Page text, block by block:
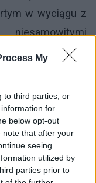
My
to third parties, or
for
below opt-out
note that after your
seeing
utilized by
parties prior to
w wyciągu z
artemizyna
wchodzących w
malarii. Istnieją
bylicy w
wzmianki o jej
z ok.